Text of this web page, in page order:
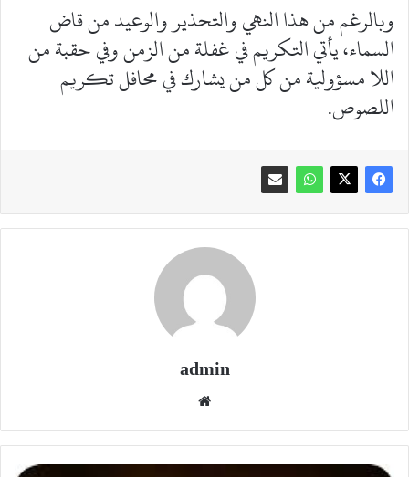
وبالرغم من هذا النهي والتحذير والوعيد من قاض
السماء، يأتي التكريم في غفلة من الزمن وفي حقبة من
اللا مسؤولية من كل من يشارك في محافل تكريم
اللصوص.
admin